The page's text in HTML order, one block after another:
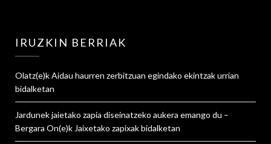
IRUZKIN BERRIAK
Olatz(e)kAidau haurren zerbitzuan egindako ekintzak urrian
bidalketan
Jardunek jaietako zapia diseinatzeko aukera emango du –
Bergara On(e)k Jaixetako zapixakbidalketan